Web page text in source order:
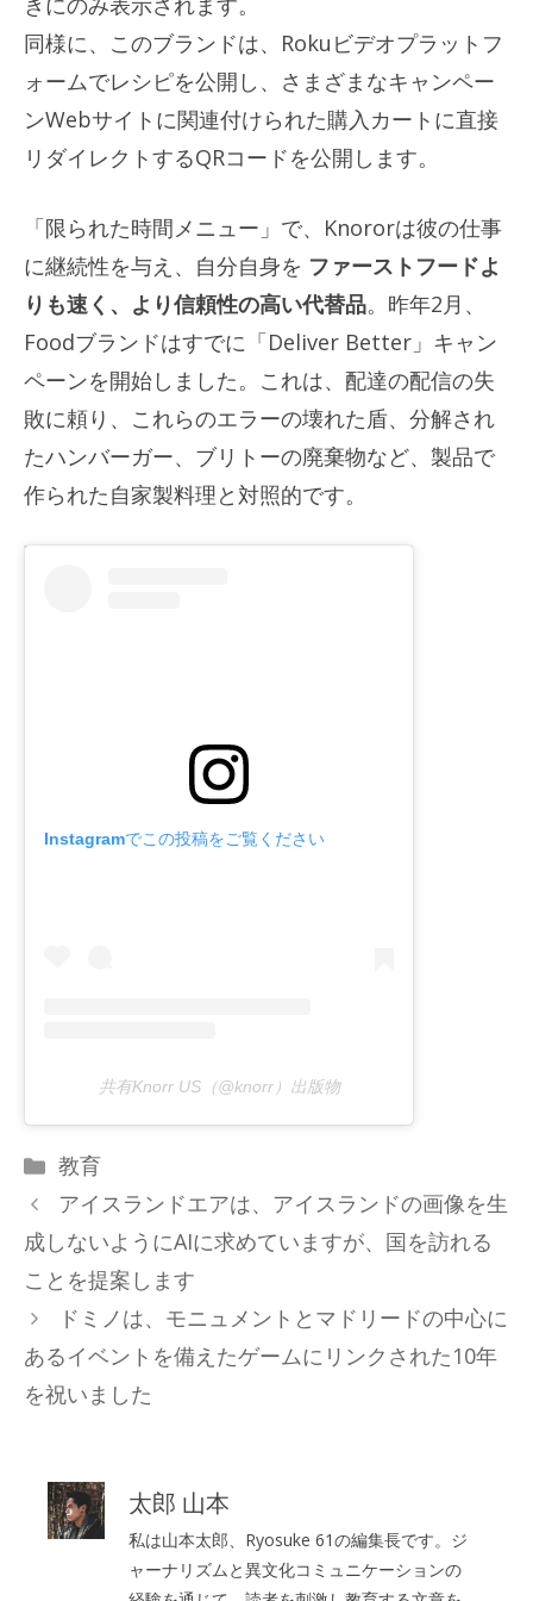
同様に、このブランドは、Rokuビデオプラットフ
ォームでレシピを公開し、さまざまなキャンペー
ンWebサイトに関連付けられた購入カートに直接
リダイレクトするQRコードを公開します。
「限られた時間メニュー」で、Knororは彼の仕事
に継続性を与え、自分自身を ファーストフードよ
りも速く、より信頼性の高い代替品。昨年2月、
Foodブランドはすでに「Deliver Better」キャン
ペーンを開始しました。これは、配達の配信の失
敗に頼り、これらのエラーの壊れた盾、分解され
たハンバーガー、ブリトーの廃棄物など、製品で
作られた自家製料理と対照的です。
Instagramでこの投稿をご覧ください
共有Knorr US（@knorr）出版物
カ
テ
リ
ー
教育
アイスランドエアは、アイスランドの画像を生
成しないようにAIに求めていますが、国を訪れる
ことを提案します
ドミノは、モニュメントとマドリードの中心に
あるイベントを備えたゲームにリンクされた10年
を祝いました
太郎 山本
私は山本太郎、Ryosuke 61の編集長です。ジ
ャーナリズムと異文化コミュニケーションの